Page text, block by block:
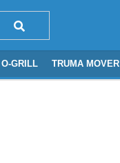
O-GRILL TRUMA MOVER
x2 (CAST)